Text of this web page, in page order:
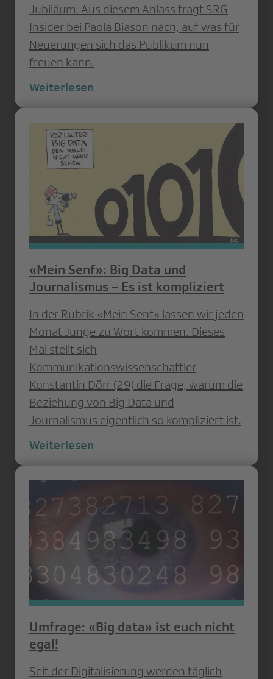
Jubiläum. Aus diesem Anlass fragt SRG
Insider bei Paola Biason nach, auf was für
Neuerungen sich das Publikum nun
freuen kann.
Weiterlesen
«Mein Senf»: Big Data und
Journalismus – Es ist kompliziert
In der Rubrik «Mein Senf» lassen wir jeden
Monat Junge zu Wort kommen. Dieses
Mal stellt sich
Kommunikationswissenschaftler
Konstantin Dörr (29) die Frage, warum die
Beziehung von Big Data und
Journalismus eigentlich so kompliziert ist.
Weiterlesen
Umfrage: «Big data» ist euch nicht
egal!
Seit der Digitalisierung werden täglich